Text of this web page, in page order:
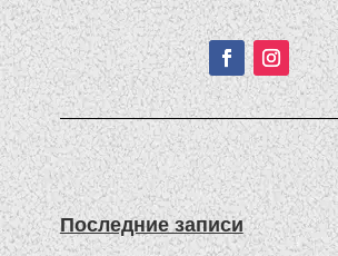
Подписывайтесь!
Последние записи